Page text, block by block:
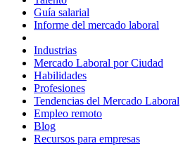
Guía salarial
Informe del mercado laboral
Industrias
Mercado Laboral por Ciudad
Habilidades
Profesiones
Tendencias del Mercado Laboral
Empleo remoto
Blog
Recursos para empresas